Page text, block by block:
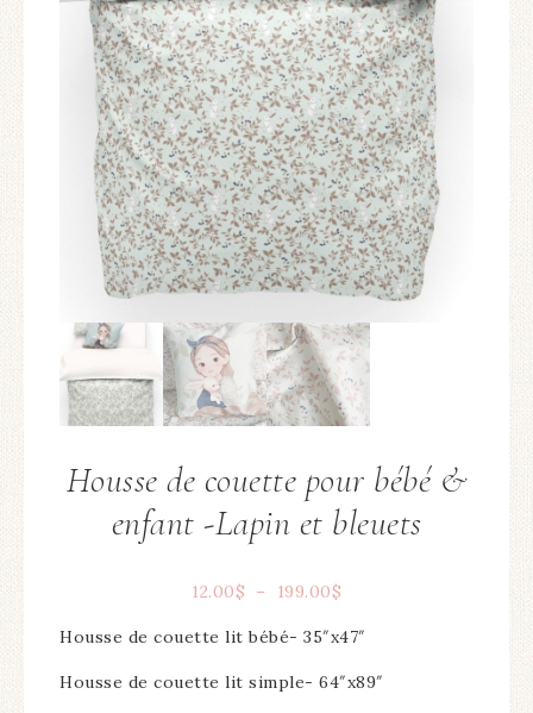
Housse de couette pour bébé &
enfant -Lapin et bleuets
12.00$ – 199.00$
Housse de couette lit bébé- 35″x47″
Housse de couette lit simple- 64″x89″